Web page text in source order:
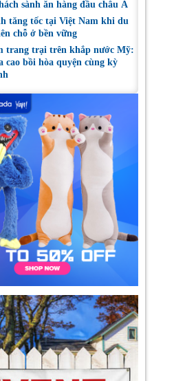
sành ăn hàng đầu châu Á
tăng tốc tại Việt Nam khi du
chỗ ở bền vững
trang trại trên khắp nước Mỹ:
cao bồi hòa quyện cùng kỳ